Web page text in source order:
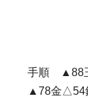
手順 ▲88
▲78金△54